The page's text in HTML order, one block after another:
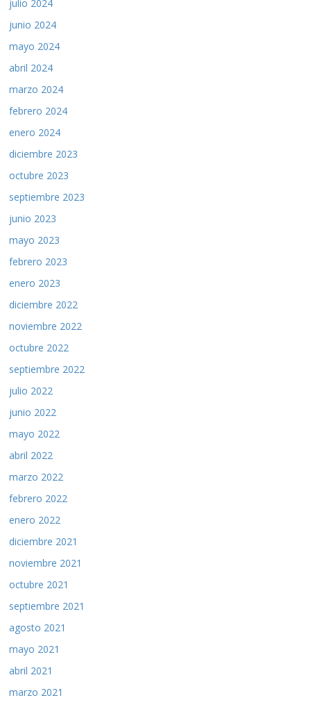
julio 2024
junio 2024
mayo 2024
abril 2024
marzo 2024
febrero 2024
enero 2024
diciembre 2023
octubre 2023
septiembre 2023
junio 2023
mayo 2023
febrero 2023
enero 2023
diciembre 2022
noviembre 2022
octubre 2022
septiembre 2022
julio 2022
junio 2022
mayo 2022
abril 2022
marzo 2022
febrero 2022
enero 2022
diciembre 2021
noviembre 2021
octubre 2021
septiembre 2021
agosto 2021
mayo 2021
abril 2021
marzo 2021